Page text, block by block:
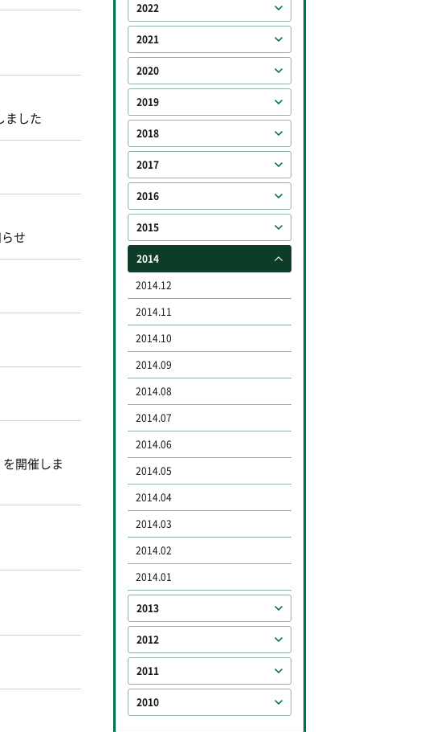
ました
せ
開催しま
2022
2021
2020
2019
2018
2017
2016
2015
2014
2014.12
2014.11
2014.10
2014.09
2014.08
2014.07
2014.06
2014.05
2014.04
2014.03
2014.02
2014.01
2013
2012
2011
2010